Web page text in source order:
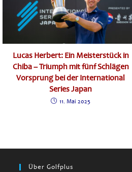
Lucas Herbert: Ein Meisterstück in
Chiba – Triumph mit fünf Schlägen
Vorsprung bei der International
Series Japan
11. Mai 2025
Über Golfplus